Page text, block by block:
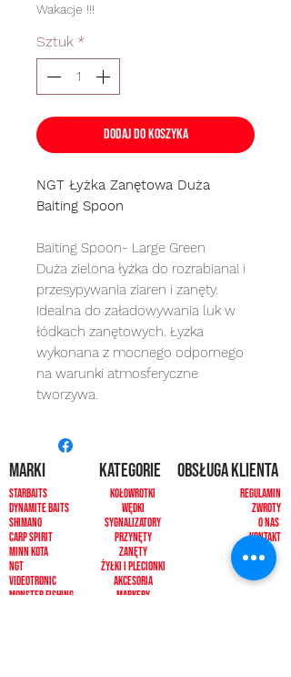
Wakacje !!!
Sztuk *
Dodaj do koszyka
NGT Łyżka Zanętowa Duża
Baiting Spoon
Baiting Spoon- Large Green
Duża zielona łyżka do rozrabianai i
przesypywania ziaren i zanęty.
Idealna do załadowywania luk w
łódkach zanętowych. Łyzka
wykonana z mocnego odpornego
na warunki atmosferyczne
tworzywa.
MARKI kategorie
Starbaits
dynamite baits
shimano
carp spirit
minn kota
ngt
videotronic
monster fishing
Kołowrotki
Wędki
sygnalizatory
Przynęty
zanęty
żyłki i plecionki
akcesoria
markery
OBSŁUGA KLIENTA
REGULAMIN
ZWROTY
O NAS
KONTAKT